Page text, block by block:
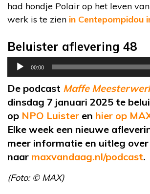
had hondje Polair op het leven
werk is te zien in Centepompidou
Beluister aflevering 48
Audiospeler
00:00
De podcast Maffe
dinsdag 7 januari 2025 te
op NPO Luister en hier op
Elke week een nieuwe
meer informatie en uitleg
naar maxvandaag.nl/podcast.
(Foto: © MAX)